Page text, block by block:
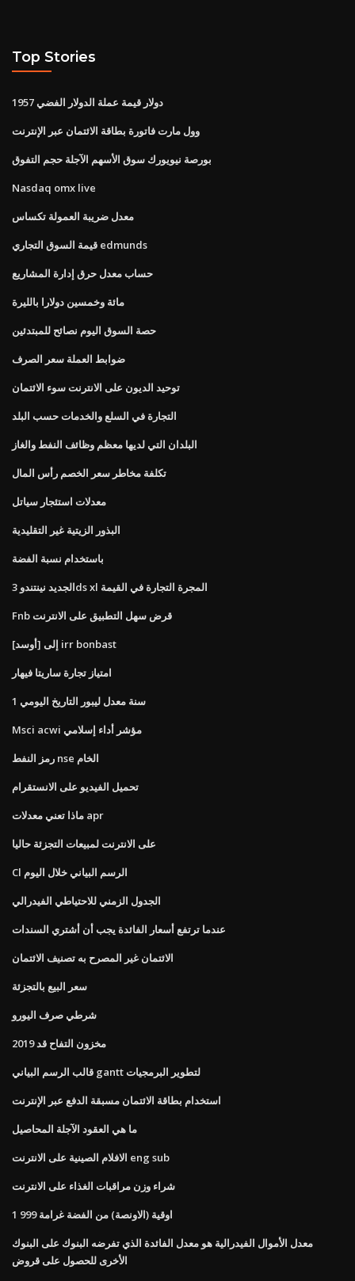
Top Stories
1957 دولار قيمة عملة الدولار الفضي
وول مارت فاتورة بطاقة الائتمان عبر الإنترنت
بورصة نيويورك سوق الأسهم الآجلة حجم التفوق
Nasdaq omx live
معدل ضريبة العمولة تكساس
قيمة السوق التجاري edmunds
حساب معدل حرق إدارة المشاريع
مائة وخمسين دولارا بالليرة
حصة السوق اليوم نصائح للمبتدئين
ضوابط العملة سعر الصرف
توحيد الديون على الانترنت سوء الائتمان
التجارة في السلع والخدمات حسب البلد
البلدان التي لديها معظم وظائف النفط والغاز
تكلفة مخاطر سعر الخصم رأس المال
معدلات استئجار سياتل
البذور الزيتية غير التقليدية
باستخدام نسبة الفضة
الجديد نينتندو 3ds xl المجرة التجارة في القيمة
Fnb قرض سهل التطبيق على الانترنت
[أوسد] إلى irr bonbast
امتياز تجارة ساريتا فيهار
1 سنة معدل ليبور التاريخ اليومي
Msci acwi مؤشر أداء إسلامي
رمز النفط nse الخام
تحميل الفيديو على الانستقرام
ماذا تعني معدلات apr
على الانترنت لمبيعات التجزئة حاليا
Cl الرسم البياني خلال اليوم
الجدول الزمني للاحتياطي الفيدرالي
عندما ترتفع أسعار الفائدة يجب أن أشتري السندات
الائتمان غير المصرح به تصنيف الائتمان
سعر البيع بالتجزئة
شرطي صرف اليورو
مخزون التفاح قد 2019
قالب الرسم البياني gantt لتطوير البرمجيات
استخدام بطاقة الائتمان مسبقة الدفع عبر الإنترنت
ما هي العقود الآجلة المحاصيل
الافلام الصينية على الانترنت eng sub
شراء وزن مراقبات الغذاء على الانترنت
1 اوقية (الاونصة) من الفضة غرامة 999
معدل الأموال الفيدرالية هو معدل الفائدة الذي تفرضه البنوك على البنوك
الأخرى للحصول على قروض